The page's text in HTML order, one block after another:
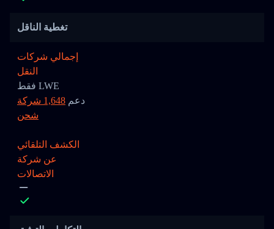
تغطية الناقل
إجمالي شركات
النقل
فقط LWE
دعم
1,648 شركة
شحن
الكشف التلقائي
عن شركة
الاتصالات